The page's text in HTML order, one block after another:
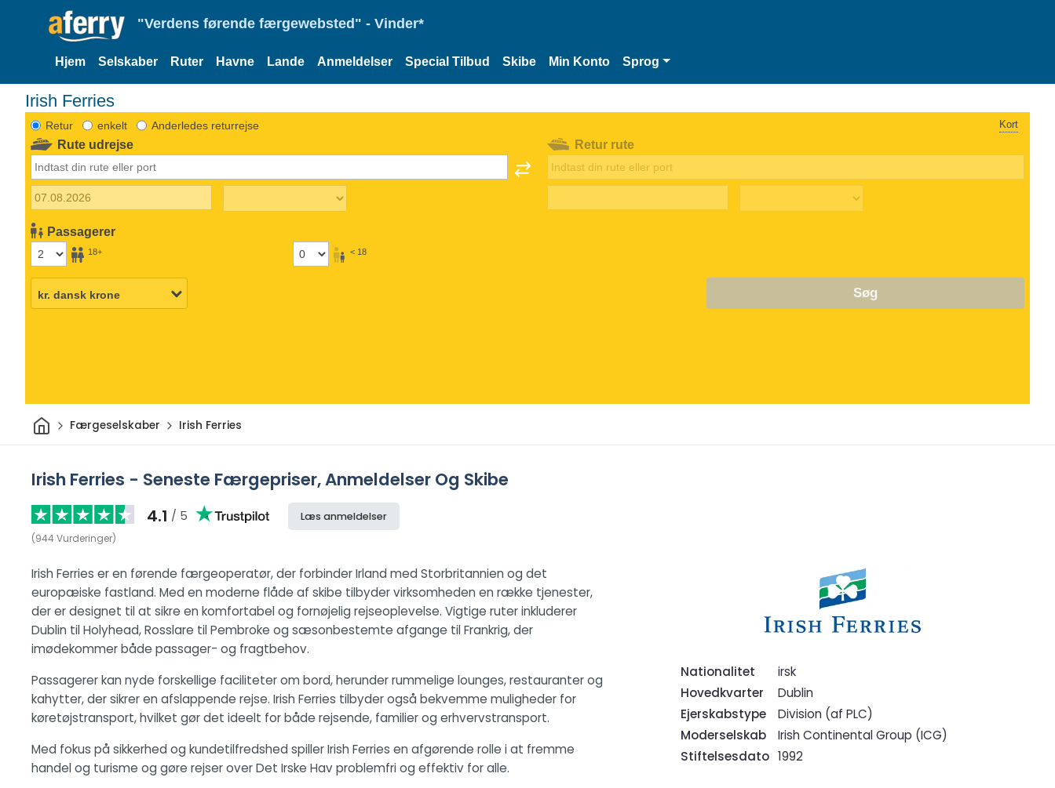
"Verdens førende færgewebsted" - Vinder*
Hjem Selskaber Ruter Havne Lande Anmeldelser Special Tilbud Skibe Min Konto Sprog
Irish Ferries
Retur enkelt Anderledes returrejse Kort
Rute udrejse
Passagerer
18+ < 18
Retur rute
Søg
HjemFærgeselskaber Irish Ferries
Irish Ferries - Seneste Færgepriser, Anmeldelser Og Skibe
4.1 / 5
(944 Vurderinger)
Læs anmeldelser
Irish Ferries er en førende færgeoperatør, der forbinder Irland med Storbritannien og det
europæiske fastland. Med en moderne flåde af skibe tilbyder virksomheden en række tjenester,
der er designet til at sikre en komfortabel og fornøjelig rejseoplevelse. Vigtige ruter inkluderer
Dublin til Holyhead, Rosslare til Pembroke og sæsonbestemte afgange til Frankrig, der
imødekommer både passager- og fragtbehov.
Passagerer kan nyde forskellige faciliteter om bord, herunder rummelige lounges, restauranter og
kahytter, der sikrer en afslappende rejse. Irish Ferries tilbyder også bekvemme muligheder for
køretøjstransport, hvilket gør det ideelt for både rejsende, familier og erhvervstransport.
Med fokus på sikkerhed og kundetilfredshed spiller Irish Ferries en afgørende rolle i at fremme
handel og turisme og gøre rejser over Det Irske Hav problemfri og effektiv for alle.
Nationalitet
irsk
Hovedkvarter
Dublin
Ejerskabstype
Division (af PLC)
Moderselskab
Irish Continental Group (ICG)
Stiftelsesdato 1992